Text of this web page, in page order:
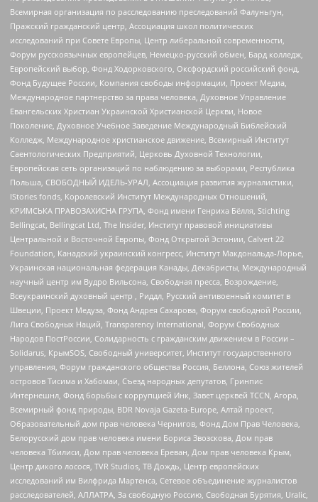
Всемирная организация по расследованию преследований Фалуньгун,
Пражский гражданский центр, Ассоциация школ политических
исследований при Совете Европы, Центр либеральной современности,
Форум русскоязычных европейцев, Немецко-русский обмен, Бард колледж,
Европейский выбор, Фонд Ходорковского, Оксфордский российский фонд,
Фонд Будущее России, Компания свободы информации, Проект Медиа,
Международное партнерство за права человека, Духовное Управление
Евангельских Христиан Украинской Христианской Церкви, Новое
Поколение, Духовное Учебное Заведение Международный Библейский
Колледж, Международное христианское движение, Всемирный Институт
Саентологических Предприятий, Церковь Духовной Технологии,
Европейская сеть организаций по наблюдению за выборами, Республика
Польша, СВОБОДНЫЙ ИДЕЛЬ-УРАЛ, Ассоциация развития журналистики,
IStories fonds, Королевский Институт Международных Отношений,
КРИМСЬКА ПРАВОЗАХИСНА ГРУПА, Фонд имени Генриха Бёлля, Stichting
Bellingcat, Bellingcat Ltd, The Insider, Институт правовой инициативы
Центральной и Восточной Европы, Фонд Открытой Эстонии, Calvert 22
Foundation, Канадский украинский конгресс, Институт Макдональда-Лорье,
Украинская национальная федерация Канады, Декабристы, Международный
научный центр им Вудро Вильсона, Свободная пресса, Возрождение,
Всеукраинский духовный центр , Риддл, Русский антивоенный комитет в
Швеции, Проект Медуза, Фонд Андрея Сахарова, Форум свободной России,
Лига Свободных Наций, Transparеncy International, Форум Свободных
Народов ПостРоссии, Солидарность с гражданским движением в России –
Solidarus, КрымSOS, Свободный университет, Институт государственного
управления, Форум гражданского общества Россия, Беллона, Союз жителей
островов Тисима и Хабомаи, Съезд народных депутатов, Гринпис
Интернешнл, Фонд борьбы с коррупцией Инк, Завет церквей TCCN, Агора,
Всемирный фонд природы, BDR Novaja Gazeta-Europe, Алтай проект,
Образовательный дом прав человека Чернигов, Фонд Дом Прав Человека,
Белорусский дом прав человека имени Бориса Звозскова, Дом прав
человека Тбилиси, Дом прав человека Ереван, Дом прав человека Крым,
Центр дикого лосося, TVR Studios, ТВ Дождь, Центр европейских
исследований им Вилфрида Мартенса, Сетевое объединение журналистов
расследователей, АЛЛАТРА, За свободную Россию, Свободная Бурятия, Uralic,